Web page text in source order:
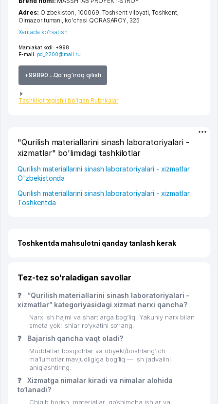
Mamlakat kodi: +998
E-mail: pd_2200@mail.ru
+99890 ...Qo'ng'iroq qilish
Tashkilot tegishli bo'lgan Rubrikalar
Adres: O'zbekiston, 100069, Toshkent viloyati Toshkent
Olmazor tumani ko'chasi QORASAROY , 325
Xaritada ko'rsatish
"Qurilish materiallarini sinash laboratoriyalari -
xizmatlar" bo'limidagi tashkilotlar
Qurilish materiallarini sinash laboratoriyalari - xizmatlar
O'zbekistonda
Qurilish materiallarini sinash laboratoriyalari - xizmatlar
Toshkentda
Toshkentda mahsulotni qanday tanlash kerak
Tez-tez so'raladigan savollar
❓
“Qurilish materiallarini sinash laboratoriyalari -
xizmatlar” kategoriyasidagi xizmat narxi qancha?
Narx ish hajmi va shartlarga bog‘liq. Yakuniy narx bilan
smeta yoki ishlar ro‘yxatini so‘rang.
❓ Bajarish qancha vaqt oladi?
Muddatlar bosqichlar va obyekt/boshlang‘ich
ma’lumotlar mavjudligiga bog‘liq — ish jadvalini
aniqlashtiring.
❓
Xizmatga nimalar kiradi va nimalar alohida
to‘lanadi?
Chiqib borish, materiallar, qo‘shimcha ishlar va